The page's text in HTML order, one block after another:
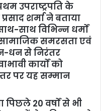
उपराष्ट्रपति के
शर्मा ने बताया
साथ विभिन्न धर्मों
समरसता एवं
धन से निरंतर
कार्यों को
पर यह सम्मान
पिछले 20 वर्षों से भी